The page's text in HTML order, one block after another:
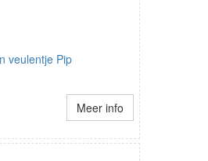
veulentje Pip
Meer info